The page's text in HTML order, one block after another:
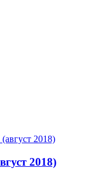
2018)